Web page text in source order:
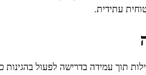
עתידית.
תוך עמידה בדרישה לפעול בהגינות